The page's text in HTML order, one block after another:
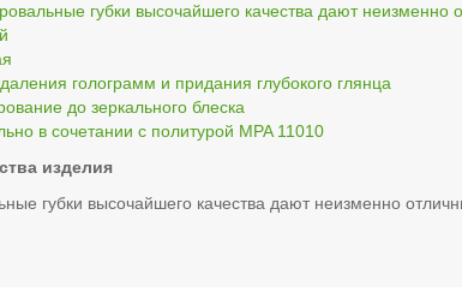
губки высочайшего качества дают неизменно
голограмм и придания глубокого глянца
до зеркального блеска
в сочетании с политурой MPA 11010
изделия
губки высочайшего качества дают неизменно